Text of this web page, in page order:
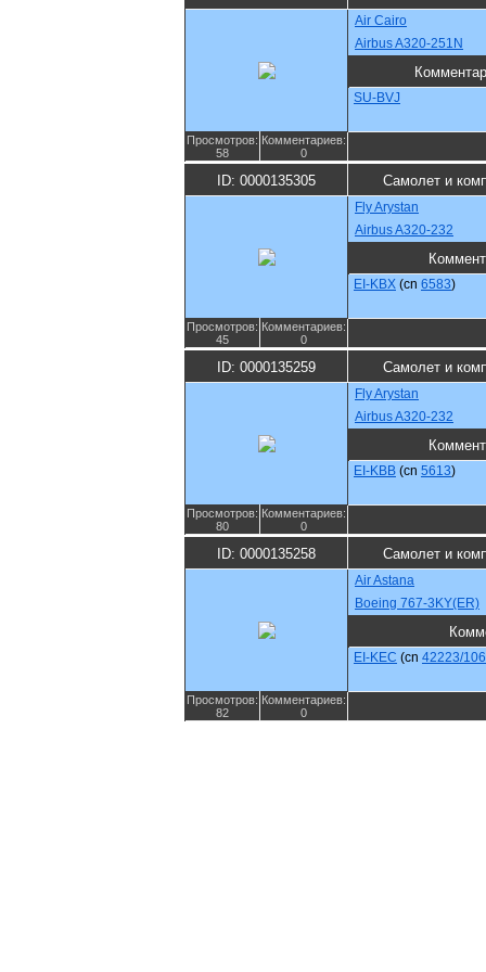
Air Cairo
Airbus A320-251N
SU-BVJ
Просмотров:
58
Комментариев:
0
ID: 0000135305 Самолет и
Fly Arystan
Airbus A320-232
EI-KBX (cn 6583)
Просмотров:
45
Комментариев:
0
ID: 0000135259 Самолет и
Fly Arystan
Airbus A320-232
EI-KBB (cn 5613)
Просмотров:
80
Комментариев:
0
ID: 0000135258 Самолет и
Air Astana
Boeing 767-3KY(ER)
EI-KEC (cn 42223/
Просмотров:
82
Комментариев:
0